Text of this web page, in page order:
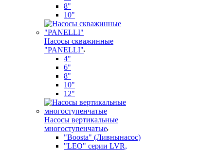
8"
10"
Насосы скважинные
"PANELLI"
4"
6"
8"
10"
12"
Насосы вертикальные
многоступенчатые
"Boosta" (Ливнынасос)
"LEO" серии LVR,